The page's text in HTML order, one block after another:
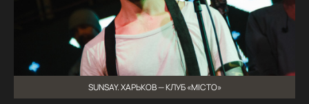
SUNSAY. ХАРЬКОВ — КЛУБ «МІСТО»